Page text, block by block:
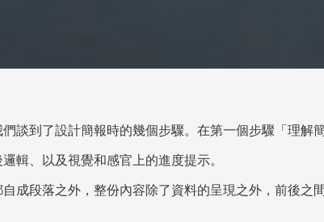
們談到了設計簡報時的幾個步驟。在第一個步驟「理解
輯、以及視覺和感官上的進度提示。
成段落之外，整份內容除了資料的呈現之外，前後